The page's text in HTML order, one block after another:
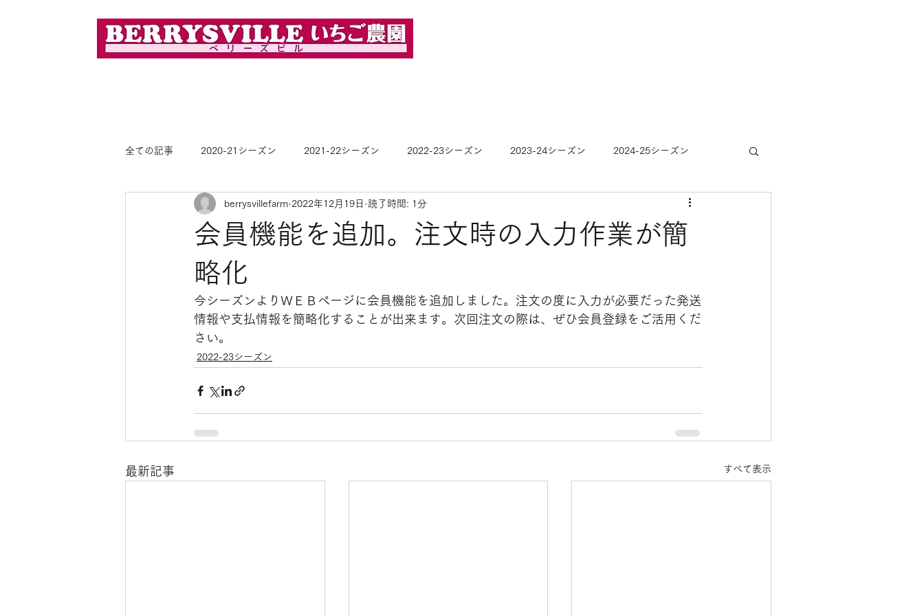
全ての記事 2020-21シーズン 2021-22シーズン 2022-23シーズン 2023-24シーズン 2024-25シーズン
2025-26シーズン
会員機能を追加。注文時の入力作業が簡
略化
berrysvillefarm 2022年12月19日 読了時間: 1分
今シーズンよりＷＥＢページに会員機能を追加しました。注文の度に入力が必要だった発送
情報や支払情報を簡略化することが出来ます。次回注文の際は、ぜひ会員登録をご活用くだ
さい。
2022-23シーズン
最新記事 すべて表示